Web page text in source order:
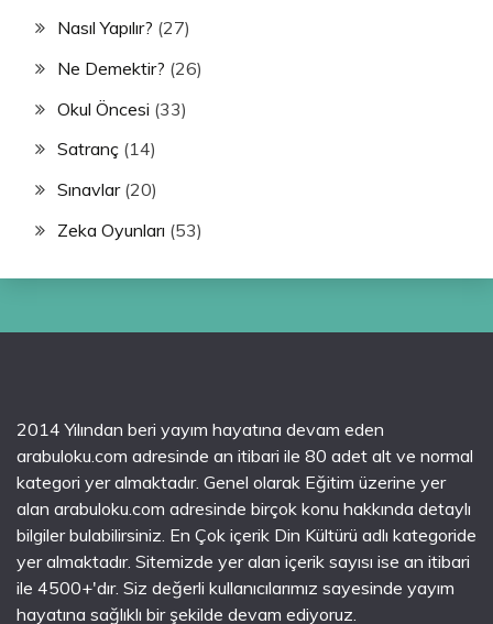
Nasıl Yapılır? (27)
Ne Demektir? (26)
Okul Öncesi (33)
Satranç (14)
Sınavlar(20)
Zeka Oyunları (53)
2014 Yılından beri yayım hayatına devam eden
arabuloku.com adresinde an itibari ile 80 adet alt ve normal
kategori yer almaktadır. Genel olarak Eğitim üzerine yer
alan arabuloku.com adresinde birçok konu hakkında detaylı
bilgiler bulabilirsiniz. En Çok içerik Din Kültürü adlı kategoride
yer almaktadır. Sitemizde yer alan içerik sayısı ise an itibari
ile 4500+'dır. Siz değerli kullanıcılarımız sayesinde yayım
hayatına sağlıklı bir şekilde devam ediyoruz.